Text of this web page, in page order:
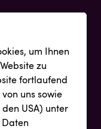
um Ihnen
zu
fortlaufend
uns sowie
USA) unter
Daten